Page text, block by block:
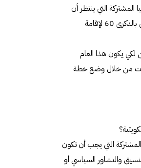
المشتركة التي ينتظر أن
تنعقد بالمملكة المغربية في غضون السنة الحالية، والتي ستتميز باحتفال البلدين بالذكرى 60 لإقامة
لكي يكون هذا العام
من خلال وضع خطة
المشتركة التي يجب أن تكون
والتشاور السياسي أو